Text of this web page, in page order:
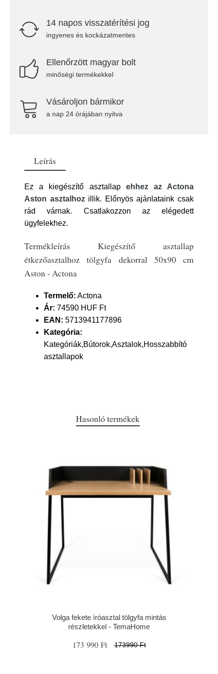
14 napos visszatérítési jog
ingyenes és kockázatmentes
Ellenőrzött magyar bolt
minőségi termékekkel
Vásároljon bármikor
a nap 24 órájában nyitva
Leírás
Ez a kiegészítő asztallap ehhez az Actona
Aston asztalhozillik. Előnyös ajánlataink csak
rád várnak. Csatlakozzon az elégedett
ügyfelekhez.
Termékleírás Kiegészítő asztallap
étkezőasztalhoz tölgyfa dekorral 50x90 cm
Aston - Actona
Termelő: Actona
Ár: 74590 HUF Ft
EAN: 5713941177896
Kategória:
Kategóriák,Bútorok,Asztalok,Hosszabbító
asztallapok
Hasonló termékek
Volga fekete íróasztal tölgyfa mintás
részletekkel - TemaHome
173 990 Ft 173990 Ft